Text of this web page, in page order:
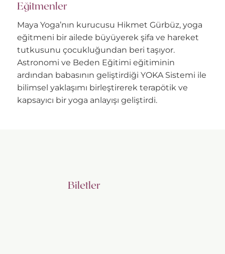
Eğitmenler
Maya Yoga’nın kurucusu Hikmet Gürbüz, yoga
eğitmeni bir ailede büyüyerek şifa ve hareket
tutkusunu çocukluğundan beri taşıyor.
Astronomi ve Beden Eğitimi eğitiminin
ardından babasının geliştirdiği YOKA Sistemi ile
bilimsel yaklaşımı birleştirerek terapötik ve
kapsayıcı bir yoga anlayışı geliştirdi.
Biletler